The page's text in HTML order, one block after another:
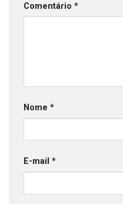
Comentário *
Nome *
E-mail *